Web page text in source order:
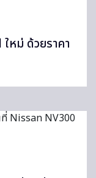
หม่ ด้วยราคา